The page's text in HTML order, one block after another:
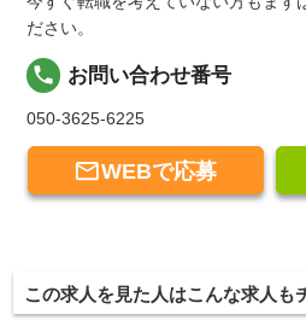
ださい。
local_phone お問い合わせ番号
050-3625-6225
WEBで応募
この求人を見た人はこんな求人も